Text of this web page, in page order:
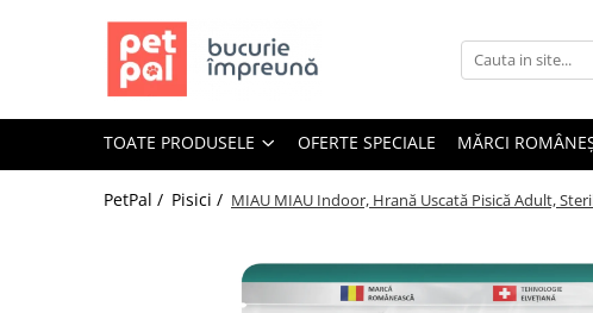
Toate Produsele
Câine Junior
TOATE PRODUSELE OFERTE SPECIALE MĂRCI
PetPal / Pisici / MIAU MIAU Indoor, Hrană Uscată Pisică Adult,